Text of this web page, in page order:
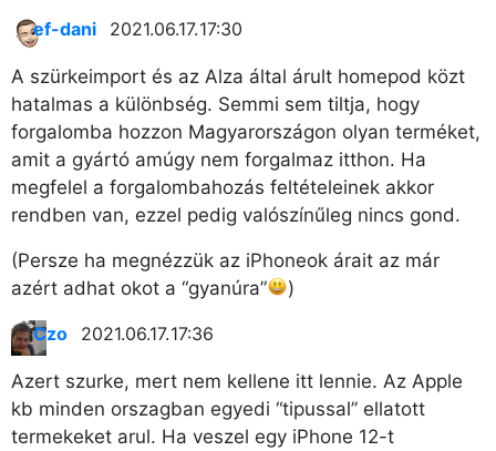
ef-dani 2021.06.17. 17:30
A szürkeimport és az Alza által árult homepod közt
hatalmas a különbség. Semmi sem tiltja, hogy
forgalomba hozzon Magyarországon olyan terméket,
amit a gyártó amúgy nem forgalmaz itthon. Ha
megfelel a forgalombahozás feltételeinek akkor
rendben van, ezzel pedig valószínűleg nincs gond.
(Persze ha megnézzük az iPhoneok árait az már
azért adhat okot a “gyanúra”
)
Czo 2021.06.17. 17:36
Azert szurke, mert nem kellene itt lennie. Az Apple
kb minden orszagban egyedi “tipussal” ellatott
termekeket arul. Ha veszel egy iPhone 12-t